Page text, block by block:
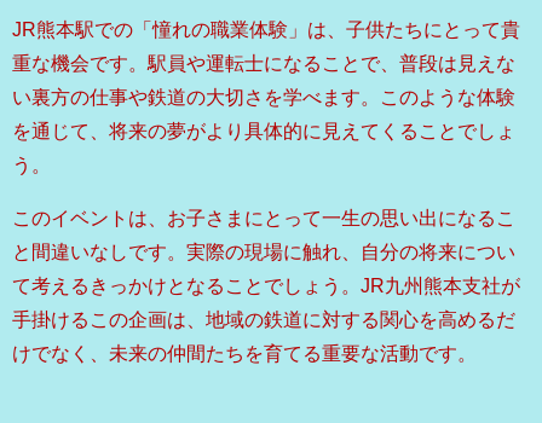
JR熊本駅での「憧れの職業体験」は、子供たちにとって貴
重な機会です。駅員や運転士になることで、普段は見えな
い裏方の仕事や鉄道の大切さを学べます。このような体験
を通じて、将来の夢がより具体的に見えてくることでしょ
う。
このイベントは、お子さまにとって一生の思い出になるこ
と間違いなしです。実際の現場に触れ、自分の将来につい
て考えるきっかけとなることでしょう。JR九州熊本支社が
手掛けるこの企画は、地域の鉄道に対する関心を高めるだ
けでなく、未来の仲間たちを育てる重要な活動です。